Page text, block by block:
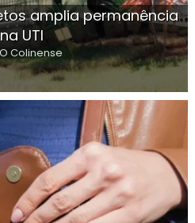
amplia permanência
UTI
Author
O Colinense